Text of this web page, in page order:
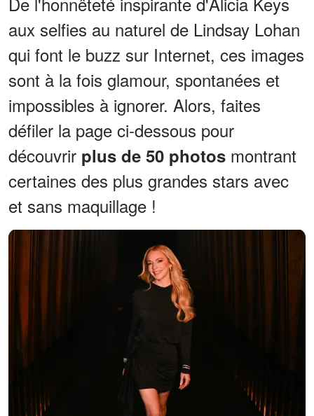
aux selfies au naturel de Lindsay Lohan
qui font le buzz sur Internet, ces images
sont à la fois glamour, spontanées et
impossibles à ignorer. Alors, faites
défiler la page ci-dessous pour
découvrir plus de 50 photos montrant
certaines des plus grandes stars avec
et sans maquillage !